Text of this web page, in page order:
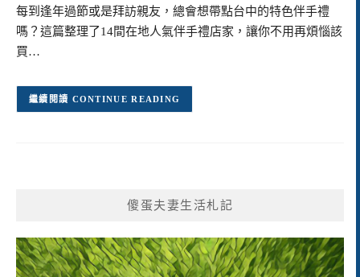
每到逢年過節或是拜訪親友，總會想帶點台中的特色伴手禮
嗎？這篇整理了14間在地人氣伴手禮店家，讓你不用再煩惱該
買…
CONTINUE READING
傻蛋夫妻生活札記